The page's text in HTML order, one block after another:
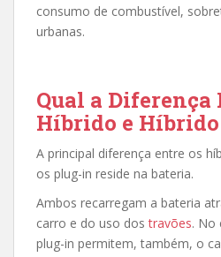
consumo de combustível,
urbanas.
Qual a Diferença
Híbrido e
A principal diferença entre os
os plug-in reside na bateria.
Ambos recarregam a bateria
carro e do uso dostravões. No
plug-in permitem, também, o